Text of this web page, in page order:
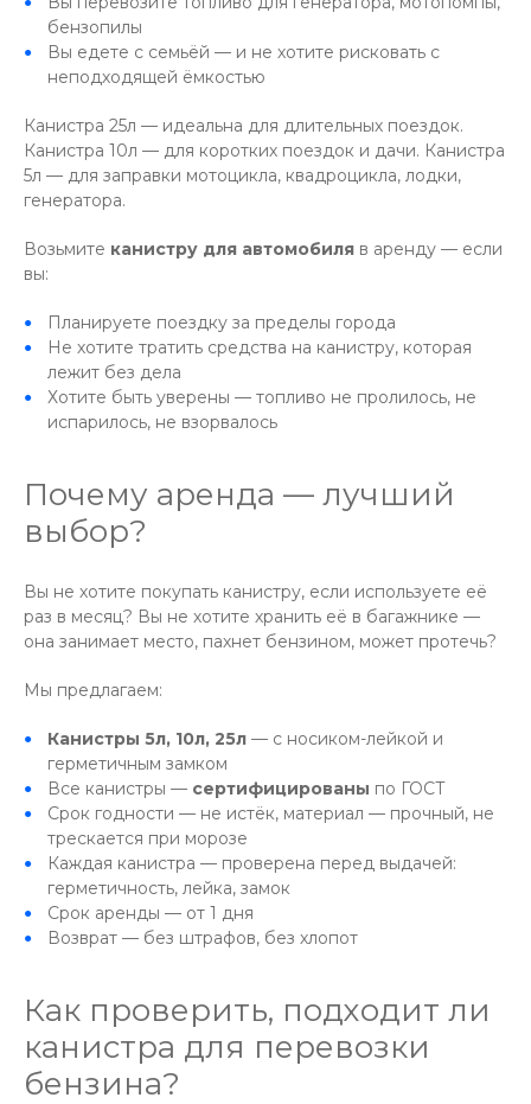
бензопилы
Вы едете с семьёй — и не хотите рисковать с
неподходящей ёмкостью
Канистра 25л — идеальна для длительных поездок.
Канистра 10л — для коротких поездок и дачи. Канистра
5л — для заправки мотоцикла, квадроцикла, лодки,
генератора.
Возьмите канистру для автомобиля в аренду — если
вы:
Планируете поездку за пределы города
Не хотите тратить средства на канистру, которая
лежит без дела
Хотите быть уверены — топливо не пролилось, не
испарилось, не взорвалось
Почему аренда — лучший
выбор?
Вы не хотите покупать канистру, если используете её
раз в месяц? Вы не хотите хранить её в багажнике —
она занимает место, пахнет бензином, может протечь?
Мы предлагаем:
Канистры 5л, 10л, 25л — с носиком-лейкой и
герметичным замком
Все канистры — сертифицированы по ГОСТ
Срок годности — не истёк, материал — прочный, не
трескается при морозе
Каждая канистра — проверена перед выдачей:
герметичность, лейка, замок
Срок аренды — от 1 дня
Возврат — без штрафов, без хлопот
Как проверить, подходит ли
канистра для перевозки
бензина?